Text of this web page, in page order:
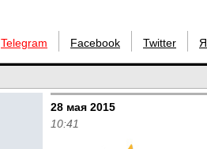
Telegram Facebook Twitter
28 мая 2015
10:41